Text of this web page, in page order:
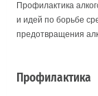
Профилактика
и идей по борьбе
предотвращения
Профилактика